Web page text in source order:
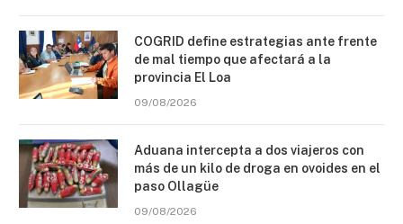
COGRID define estrategias ante frente
de mal tiempo que afectará a la
provincia El Loa
09/08/2026
Aduana intercepta a dos viajeros con
más de un kilo de droga en ovoides en el
paso Ollagüe
09/08/2026